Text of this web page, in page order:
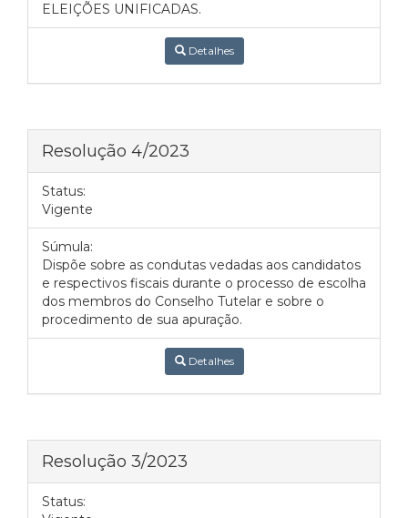
ELEIÇÕES UNIFICADAS.
Detalhes
Resolução 4/2023
Status:
Vigente
Súmula:
Dispõe sobre as condutas vedadas aos candidatos
e respectivos fiscais durante o processo de escolha
dos membros do Conselho Tutelar e sobre o
procedimento de sua apuração.
Detalhes
Resolução 3/2023
Status: